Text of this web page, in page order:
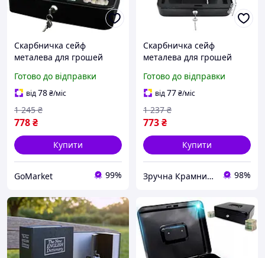
Скарбничка сейф
металева для грошей
чорна Malatec GR-6205
Готово до відправки
від78₴/міс
778₴
1 245 ₴
Купити
GoMarket 99%
Скарбничка сейф
металева для грошей
чорна Malatec MK-2116
Готово до відправки
від77₴/міс
773₴
1 237 ₴
Купити
Зручна Крамниця 98%